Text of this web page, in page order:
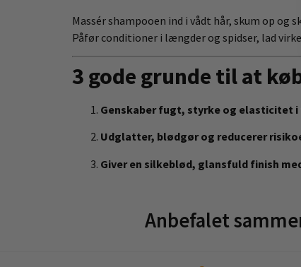
Massér shampooen ind i vådt hår, skum op og
Påfør conditioner i længder og spidser, lad
3 gode grunde til at
Genskaber fugt, styrke og elasticitet
Udglatter, blødgør og reducerer
Giver en silkeblød, glansfuld finish
Anbefalet